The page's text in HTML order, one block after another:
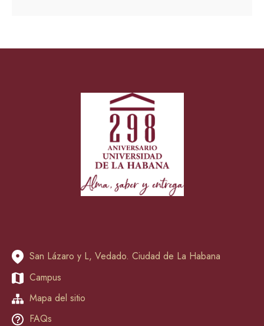
San Lázaro y L, Vedado. Ciudad de La Habana
Campus
Mapa del sitio
FAQs